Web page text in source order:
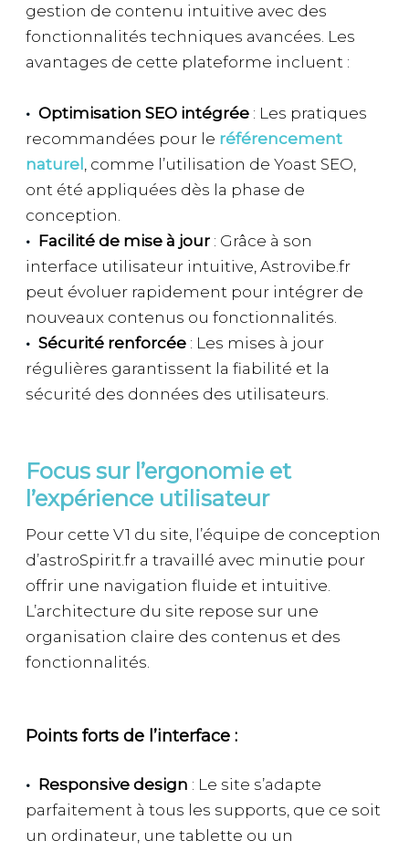
gestion de contenu intuitive avec des
fonctionnalités techniques avancées. Les
avantages de cette plateforme incluent :
Optimisation SEO intégrée : Les pratiques
recommandées pour le référencement
naturel , comme l’utilisation de Yoast SEO,
ont été appliquées dès la phase de
conception.
Facilité de mise à jour : Grâce à son
interface utilisateur intuitive, Astrovibe.fr
peut évoluer rapidement pour intégrer de
nouveaux contenus ou fonctionnalités.
Sécurité renforcée : Les mises à jour
régulières garantissent la fiabilité et la
sécurité des données des utilisateurs.
Focus sur l’ergonomie et
l’expérience utilisateur
Pour cette V1 du site, l’équipe de conception
d’astroSpirit.fr a travaillé avec minutie pour
offrir une navigation fluide et intuitive.
L’architecture du site repose sur une
organisation claire des contenus et des
fonctionnalités.
Points forts de l’interface :
Responsive design : Le site s’adapte
parfaitement à tous les supports, que ce soit
un ordinateur, une tablette ou un